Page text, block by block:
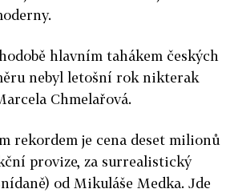
hlavním tahákem českých
nebyl letošní rok nikterak
Chmelařová.
rekordem je cena deset milionů
provize, za surrealistický
od Mikuláše Medka. Jde